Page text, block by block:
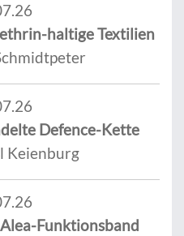
haltige Textilien
Defence-Kette
Keienburg
Funktionsband